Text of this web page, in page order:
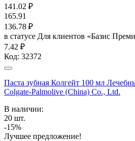
141.02 ₽
165.91
136.78 ₽
в статусе Для клиентов «Базис
7.42 ₽
Код: 32372
Паста зубная Колгейт 100 мл
Colgate-Palmolive (China) Co., Ltd.
В наличии:
20 шт.
-15%
Лучшее предложение!